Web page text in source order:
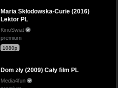
Maria Skłodowska-Curie (2016)
Lektor PL
KinoSwiat
premium
1080p
Dom zły (2009) Cały film PL
Media4fun